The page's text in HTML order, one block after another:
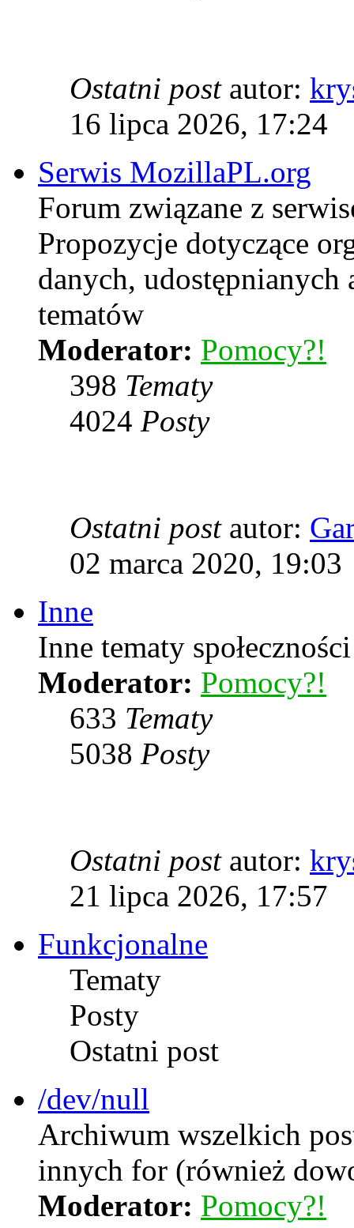
Ostatni postautor:
16 lipca 2026, 17:24
Serwis MozillaPL.org
Forum związane z
Propozycje dotyczące
danych, udostępnianych
tematów
Moderator: Pomocy?!
398 Tematy
4024 Posty
Ostatni postautor:
02 marca 2020, 19:03
Inne
Inne tematy
Moderator: Pomocy?!
633 Tematy
5038 Posty
Ostatni postautor:
21 lipca 2026, 17:57
Funkcjonalne
Tematy
Posty
Ostatni post
/dev/null
Archiwum wszelkich
innych for (również
Moderator: Pomocy?!